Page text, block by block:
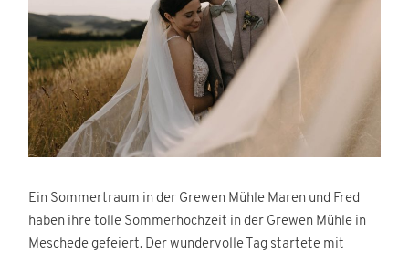
Ein Sommertraum in der Grewen Mühle Maren und Fred
haben ihre tolle Sommerhochzeit in der Grewen Mühle in
Meschede gefeiert. Der wundervolle Tag startete mit